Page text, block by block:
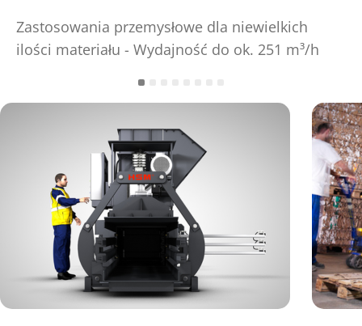
Zastosowania przemysłowe dla niewielkich
ilości materiału - Wydajność do ok. 251 m³/h